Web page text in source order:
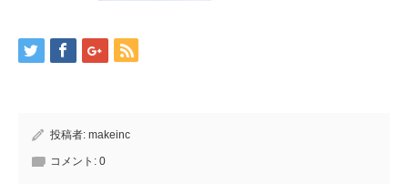
投稿者: makeinc
コメント: 0